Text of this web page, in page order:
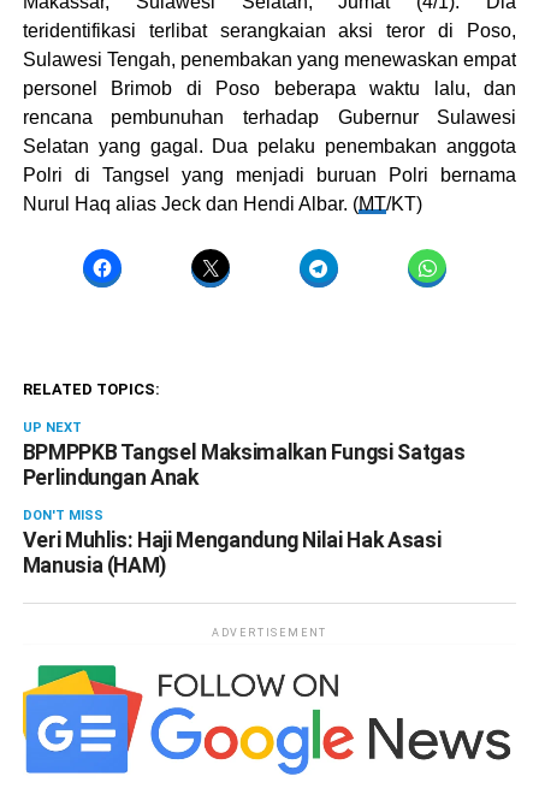
teridentifikasi terlibat serangkaian aksi teror di Poso,
Sulawesi Tengah, penembakan yang menewaskan empat
personel Brimob di Poso beberapa waktu lalu, dan
rencana pembunuhan terhadap Gubernur Sulawesi
Selatan yang gagal. Dua pelaku penembakan anggota
Polri di Tangsel yang menjadi buruan Polri bernama
Nurul Haq alias Jeck dan Hendi Albar. (MT/KT)
RELATED TOPICS:
UP NEXT
BPMPPKB Tangsel Maksimalkan Fungsi Satgas
Perlindungan Anak
DON'T MISS
Veri Muhlis: Haji Mengandung Nilai Hak Asasi
Manusia (HAM)
ADVERTISEMENT